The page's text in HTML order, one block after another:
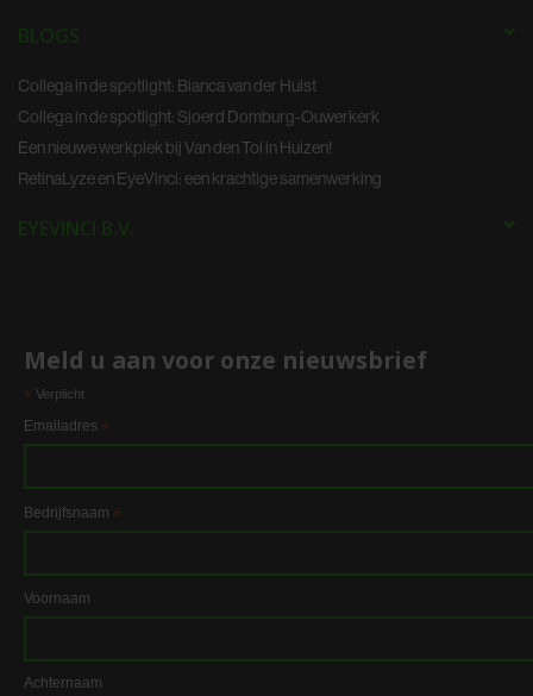
partners kunnen deze gegevens combineren met andere
verzameld op basis van uw gebruik van hun services.
BLOGS
Collega in de spotlight: Bianca van der Hulst
Collega in de spotlight: Sjoerd Domburg-Ouwerkerk
Een nieuwe werkplek bij Van den Tol in Huizen!
RetinaLyze en EyeVinci: een krachtige samenwerking
EYEVINCI B.V.
Meld u aan voor onze nieuwsbrief
* Verplicht
Emailadres *
Bedrijfsnaam *
Voornaam
Achternaam